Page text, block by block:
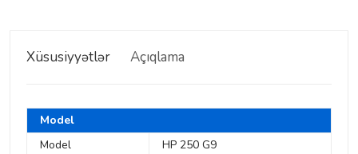
Xüsusiyyətlər Açıqlama
Model
Model
HP 250 G9